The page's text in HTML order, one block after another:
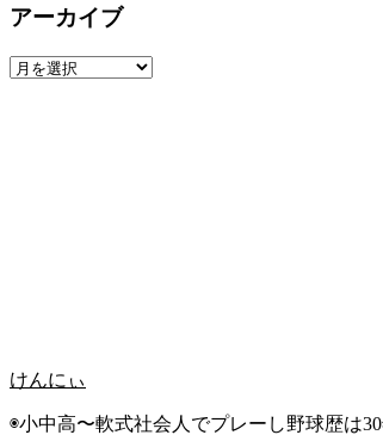
アーカイブ
ア
けんにぃ
◉小中高〜軟式社会人でプレーし野球歴は